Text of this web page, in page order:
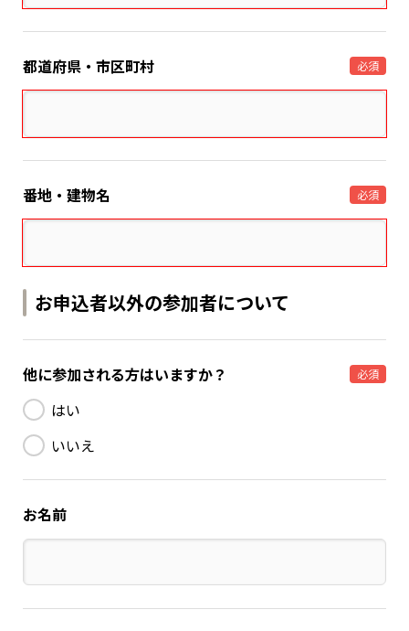
都道府県・市区町村 必須
番地・建物名 必須
お申込者以外の参加者について
他に参加される方はいますか？ 必須
はい
いいえ
お名前